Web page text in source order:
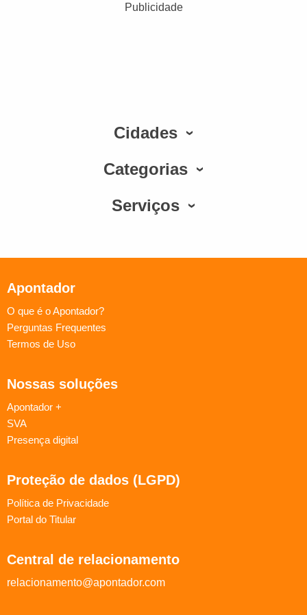
Publicidade
Cidades
Categorias
Serviços
Apontador
O que é o Apontador?
Perguntas Frequentes
Termos de Uso
Nossas soluções
Apontador +
SVA
Presença digital
Proteção de dados (LGPD)
Política de Privacidade
Portal do Titular
Central de relacionamento
relacionamento@apontador.com